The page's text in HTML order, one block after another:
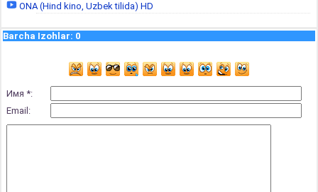
ONA (Hind kino, Uzbek tilida) HD
Barcha Izohlar: 0
Имя *:
Email: